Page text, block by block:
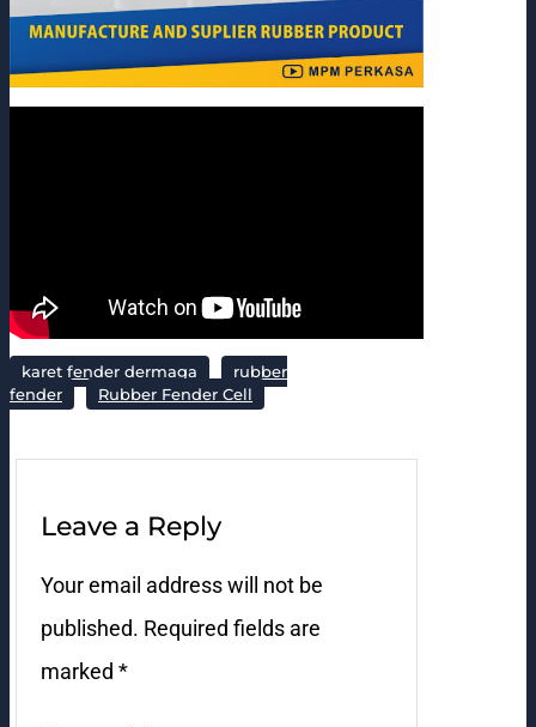
karet fender dermaga
rubber
fender
Rubber Fender Cell
Leave a Reply
Your email address will not be
published. Required fields are
marked *